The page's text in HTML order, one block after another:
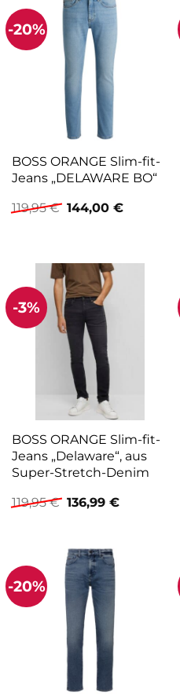
-20%
BOSS ORANGE Slim-fit-
Jeans „DELAWARE BO“
119,95€ Ursprünglicher
Preis
144,00 €Aktueller
-3%
BOSS ORANGE Slim-fit-
Jeans „Delaware“, aus
Super-Stretch-Denim
119,95€ Ursprünglicher
Preis
136,99 €Aktueller
-20%